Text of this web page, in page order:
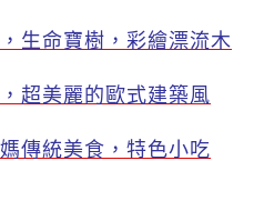
生命寶樹，彩繪漂流木
超美麗的歐式建築風
傳統美食，特色小吃